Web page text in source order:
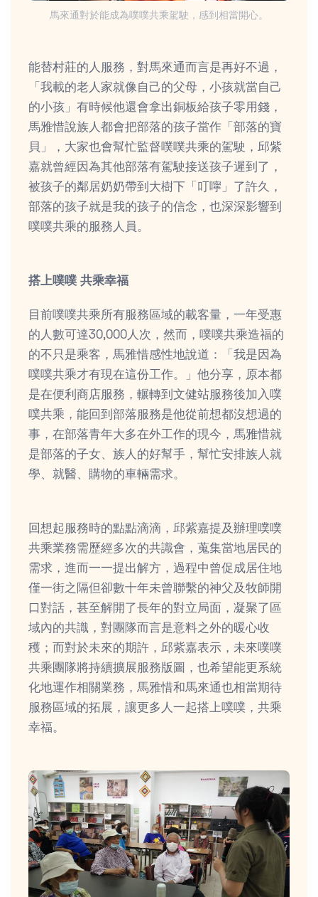
馬來通對於能成為噗噗共乘駕駛，感到相當開心。
能替村莊的人服務，對馬來通而言是再好不過，
「我載的老人家就像自己的父母，小孩就當自己
的小孩」有時候他還會拿出銅板給孩子零用錢，
馬雅惜說族人都會把部落的孩子當作「部落的寶
貝」，大家也會幫忙監督噗噗共乘的駕駛，邱紫
嘉就曾經因為其他部落有駕駛接送孩子遲到了，
被孩子的鄰居奶奶帶到大樹下「叮嚀」了許久，
部落的孩子就是我的孩子的信念，也深深影響到
噗噗共乘的服務人員。
搭上噗噗 共乘幸福
目前噗噗共乘所有服務區域的載客量，一年受惠
的人數可達30,000人次，然而，噗噗共乘造福的
的不只是乘客，馬雅惜感性地說道：「我是因為
噗噗共乘才有現在這份工作。」他分享，原本都
是在便利商店服務，輾轉到文健站服務後加入噗
噗共乘，能回到部落服務是他從前想都沒想過的
事，在部落青年大多在外工作的現今，馬雅惜就
是部落的子女、族人的好幫手，幫忙安排族人就
學、就醫、購物的車輛需求。
回想起服務時的點點滴滴，邱紫嘉提及辦理噗噗
共乘業務需歷經多次的共識會，蒐集當地居民的
需求，進而一一提出解方，過程中曾促成居住地
僅一街之隔但卻數十年未曾聯繫的神父及牧師開
口對話，甚至解開了長年的對立局面，凝聚了區
域內的共識，對團隊而言是意料之外的暖心收
穫；而對於未來的期許，邱紫嘉表示，未來噗噗
共乘團隊將持續擴展服務版圖，也希望能更系統
化地運作相關業務，馬雅惜和馬來通也相當期待
服務區域的拓展，讓更多人一起搭上噗噗，共乘
幸福。